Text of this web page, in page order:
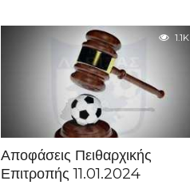
1.1K
Αποφάσεις Πειθαρχικής
Επιτροπής 11.01.2024